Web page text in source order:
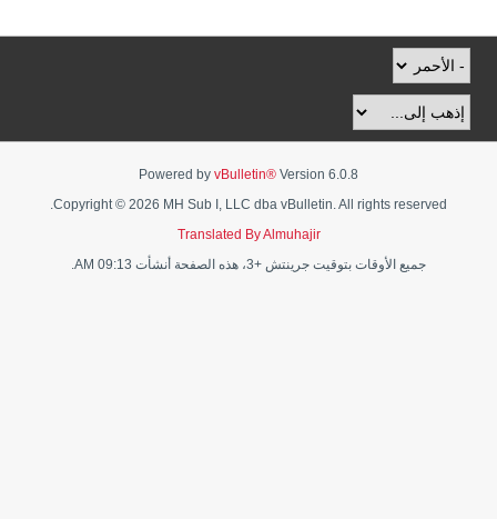
Powered by vBulletin® Version 6.0.8
Copyright © 2026 MH Sub I, LLC dba vBulletin. All rights reserved.
Translated By Almuhajir
جميع الأوقات بتوقيت جرينتش +3، هذه الصفحة أنشأت 09:13 AM.